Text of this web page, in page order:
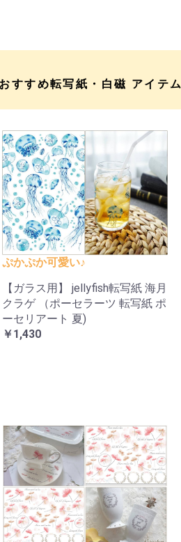
おすすめ転写紙・白磁 アイテム
ぷかぷか可愛い♪
【ガラス用】 jellyfish転写紙 海月
クラゲ （ポーセラーツ 転写紙 ポ
ーセリアート 夏)
￥1,430